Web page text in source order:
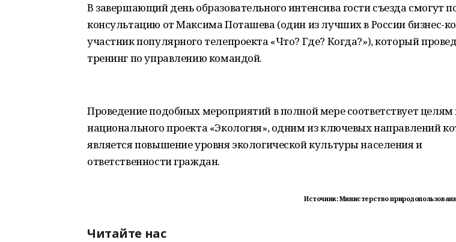
В завершающий день образовательного интенсива гости съезда смогут
консультацию от Максима Поташева (один из лучших в России бизнес-
участник популярного телепроекта «Что? Где? Когда?»), который
тренинг по управлению командой.
Проведение подобных мероприятий в полной мере соответствует
национального проекта «Экология», одним из ключевых направлений
является повышение уровня экологической культуры населения и
ответственности граждан.
Источник: Министерство
Читайте нас